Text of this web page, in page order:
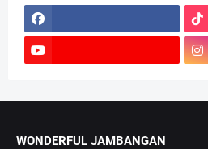
WONDERFUL JAMBANGAN